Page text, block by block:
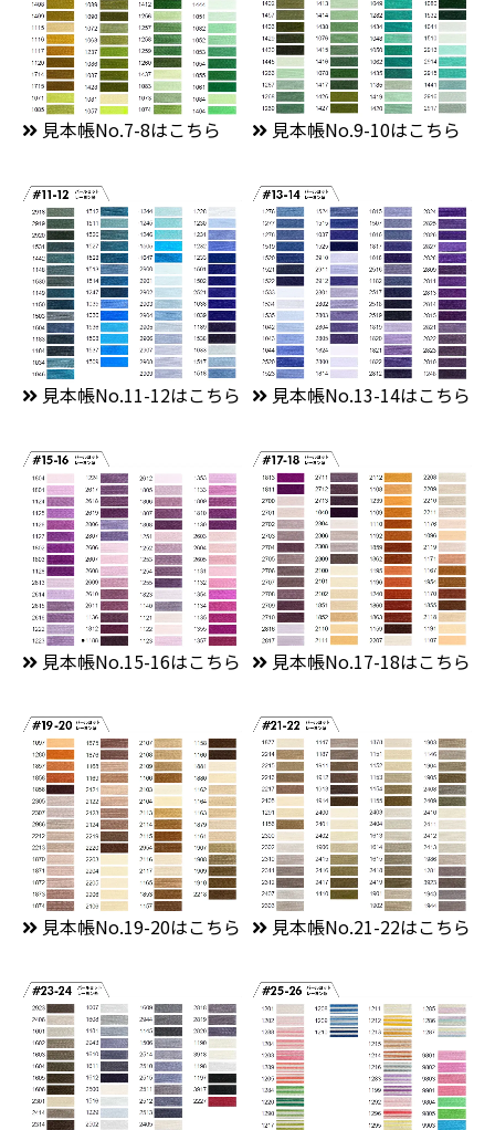
見本帳No.7-8はこちら 見本帳No.9-10はこちら
見本帳No.11-12はこちら 見本帳No.13-14はこちら
見本帳No.15-16はこちら 見本帳No.17-18はこちら
見本帳No.19-20はこちら 見本帳No.21-22はこちら